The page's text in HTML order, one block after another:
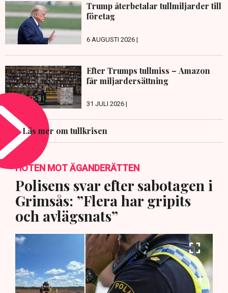
Trump återbetalar tullmiljarder till
företag
6 AUGUSTI 2026 |
Efter Trumps tullmiss – Amazon
får miljardersättning
31 JULI 2026 |
Läs mer om tullkrisen
HOTEN MOT ÄGANDERÄTTEN
Polisens svar efter sabotagen i
Grimsås: ”Flera har gripits
och avlägsnats”